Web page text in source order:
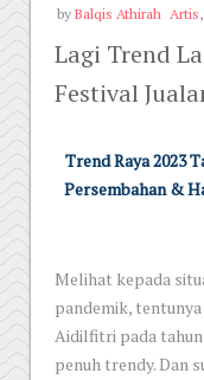
by Balqis Athirah Artis,
Lagi Trend
Festival
Trend Raya 2023
Persembahan &
Melihat kepada
pandemik,
Aidilfitri pada tahun
penuh trendy. Dan